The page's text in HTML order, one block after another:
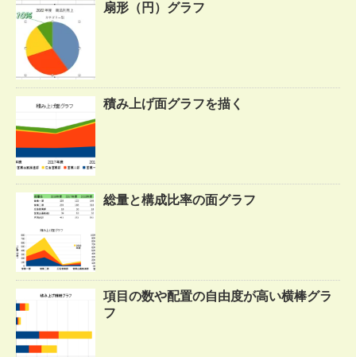
扇形（円）グラフ
積み上げ面グラフを描く
総量と構成比率の面グラフ
項目の数や配置の自由度が高い横棒グラ
フ